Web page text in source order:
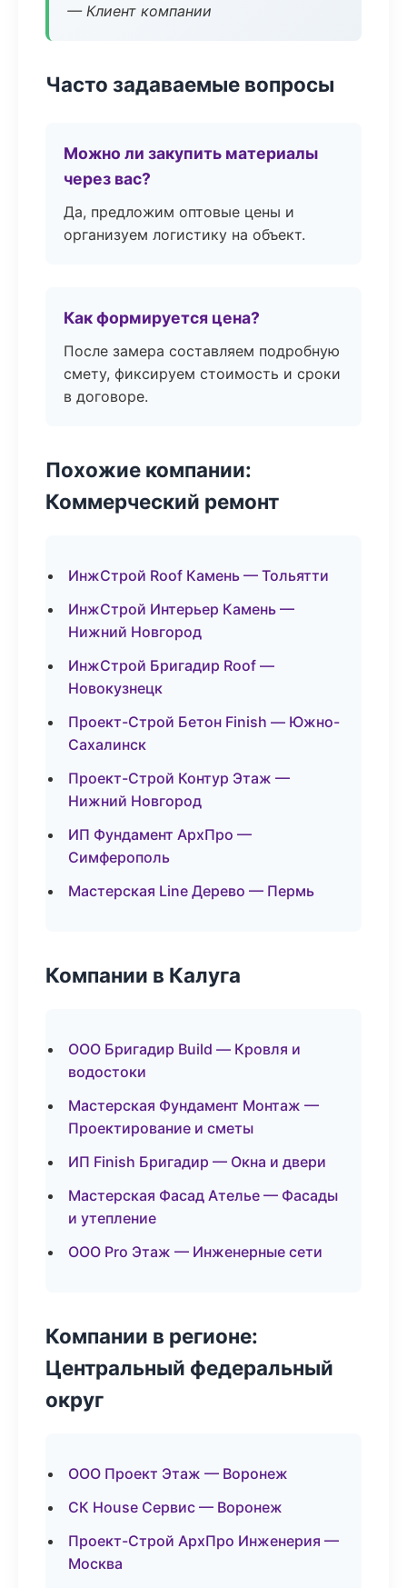
— Клиент компании
Часто задаваемые вопросы
Можно ли закупить материалы
через вас?
Да, предложим оптовые цены и
организуем логистику на объект.
Как формируется цена?
После замера составляем подробную
смету, фиксируем стоимость и сроки
в договоре.
Похожие компании:
Коммерческий ремонт
ИнжСтрой Roof Камень — Тольятти
ИнжСтрой Интерьер Камень —
Нижний Новгород
ИнжСтрой Бригадир Roof —
Новокузнецк
Проект-Строй Бетон Finish — Южно-
Сахалинск
Проект-Строй Контур Этаж —
Нижний Новгород
ИП Фундамент АрхПро —
Симферополь
Мастерская Line Дерево — Пермь
Компании в Калуга
ООО Бригадир Build — Кровля и
водостоки
Мастерская Фундамент Монтаж —
Проектирование и сметы
ИП Finish Бригадир — Окна и двери
Мастерская Фасад Ателье — Фасады
и утепление
ООО Pro Этаж — Инженерные сети
Компании в регионе:
Центральный федеральный
округ
ООО Проект Этаж — Воронеж
СК House Сервис — Воронеж
Проект-Строй АрхПро Инженерия —
Москва